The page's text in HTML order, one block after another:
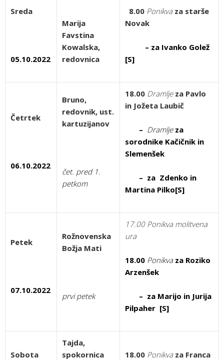
Sreda
05.10.2022
Marija
Favstina
Kowalska,
redovnica
8.00 Ponikvaza starše
Novak
– za Ivanko Golež
[S]
Četrtek
06.10.2022
Bruno,
redovnik, ust.
kartuzijanov
čet. pred 1.
petkom
18.00 Dramljeza Pavlo
in Jožeta Laubič
– Dramljeza
sorodnike Kačičnik in
Slemenšek
– za Zdenko in
Martina Pilko[S]
Petek
07.10.2022
Rožnovenska
Božja Mati
prvi petek
17.00 Ponikva molitvena
ura
18.00 Ponikva za Roziko
Arzenšek
– za Marijo in Jurija
Pilpaher [S]
Sobota
Tajda,
spokornica
18.00 Ponikvaza Franca